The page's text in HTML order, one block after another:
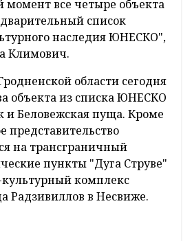
все четыре объекта
список
наследия ЮНЕСКО",
Климович.
области сегодня
объекта из списка ЮНЕСКО
и Беловежская пуща. Кроме
представительство
на трансграничный
пункты "Дуга Струве"
комплекс
Радзивиллов в Несвиже.